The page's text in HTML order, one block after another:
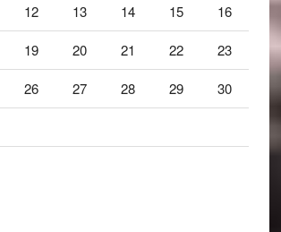
12 13 14 15 16
19 20 21 22 23
26 27 28 29 30